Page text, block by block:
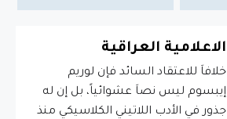
الاعلامية العراقية
خلافاَ للاعتقاد السائد فإن لوريم
إيبسوم ليس نصاَ عشوائياً، بل إن له
جذور في الأدب اللاتيني الكلاسيكي منذ